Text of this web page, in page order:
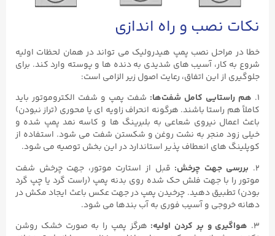
نکات نصب و راه‌ اندازی
خطا در مراحل نصب پمپ هیدرولیک می‌ تواند در همان لحظات اولیه
شروع به کار، آسیب ‌های شدیدی به دنده‌ ها و پوسته وارد کند. برای
جلوگیری از این اتفاق، رعایت اصول زیر الزامی است:
۱. هم ‌راستایی کامل شفت‌ها: شفت پمپ و شفت الکتروموتور باید
کاملاً هم ‌راستا باشند. هرگونه انحراف زاویه ‌ای یا محوری (تراز نبودن)
باعث اعمال نیروی شعاعی به بلبرینگ ‌ها و کاسه ‌نمد پمپ شده و
خیلی زود منجر به نشت روغن و شکستن شفت می‌ شود. استفاده از
کوپلینگ ‌های انعطاف ‌پذیر استاندارد در این بخش توصیه می ‌شود.
۲. بررسی جهت چرخش: قبل از استارت موتور، جهت چرخش شفت
موتور را با جهت فلش حک ‌شده روی بدنه پمپ (راست ‌گرد یا چپ ‌گرد
بودن) تطبیق دهید. چرخیدن پمپ در جهت عکس باعث ایجاد مکش در
دهانه خروجی و آسیب فوری به آب ‌بندها می ‌شود.
۳. هواگیری و پر کردن اولیه: هرگز پمپ را به صورت خشک روشن